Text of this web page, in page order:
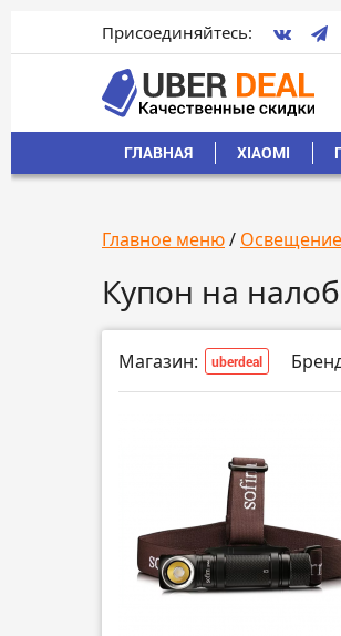
Присоединяйтесь:
ГЛАВНАЯ XIAOMI
Главное меню/ Освещение
Купон на
Магазин: uberdeal